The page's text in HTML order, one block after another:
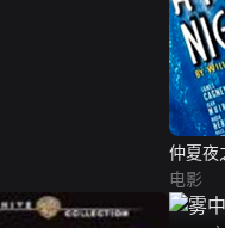
仲夏夜
电影